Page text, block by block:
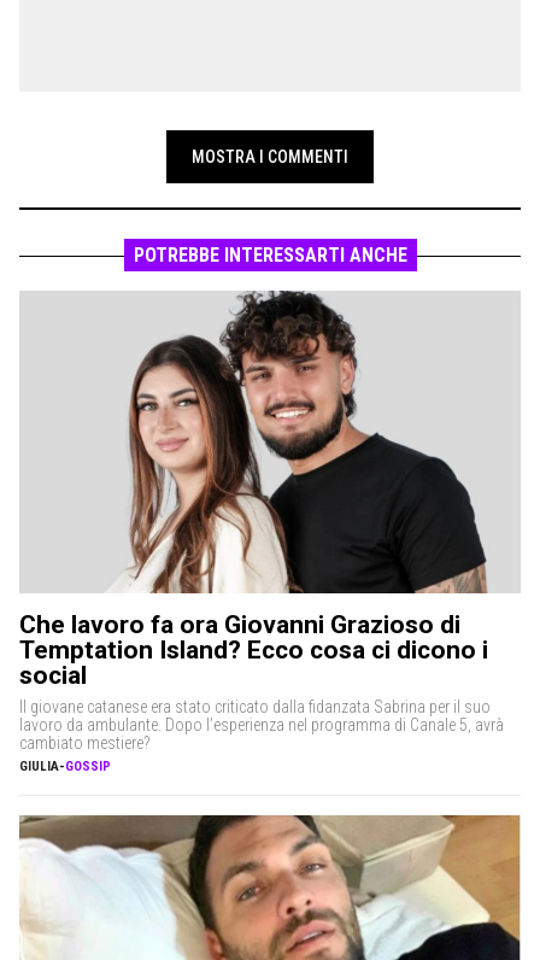
MOSTRA I COMMENTI
POTREBBE INTERESSARTI ANCHE
Che lavoro fa ora Giovanni Grazioso di
Temptation Island? Ecco cosa ci dicono i
social
Il giovane catanese era stato criticato dalla fidanzata Sabrina per il suo
lavoro da ambulante. Dopo l’esperienza nel programma di Canale 5, avrà
cambiato mestiere?
GIULIA-GOSSIP